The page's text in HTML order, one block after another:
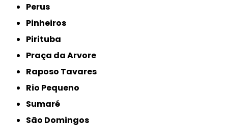
Perus
Pinheiros
Pirituba
Praça da Arvore
Raposo Tavares
Rio Pequeno
Sumaré
São Domingos